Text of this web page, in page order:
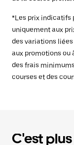
*Les prix indicatifs
uniquement aux
des variations
aux promotions ou
des frais
courses et des
C'est